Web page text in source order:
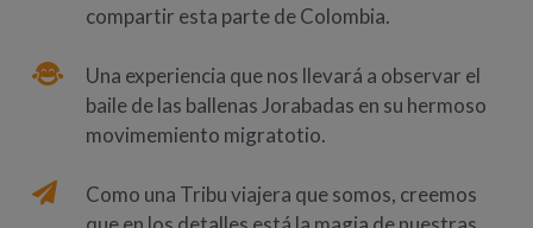
compartir esta parte de Colombia.
Una experiencia que nos llevará a observar el
baile de las ballenas Jorabadas en su hermoso
movimemiento migratotio.
Como una Tribu viajera que somos, creemos